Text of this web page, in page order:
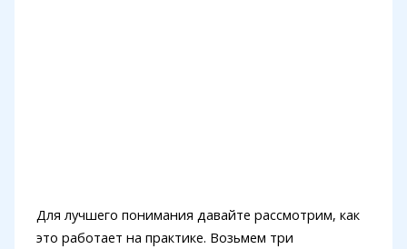
Для лучшего понимания давайте рассмотрим, как
это работает на практике. Возьмем три